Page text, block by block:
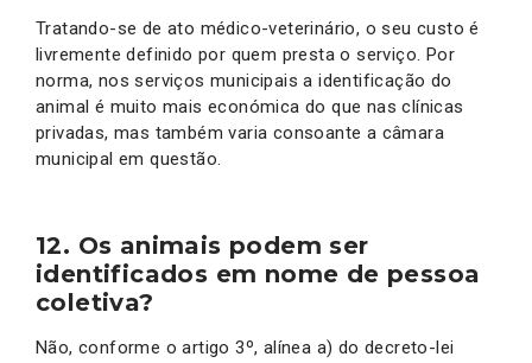
Tratando-se de ato médico-veterinário, o seu custo é
livremente definido por quem presta o serviço. Por
norma, nos serviços municipais a identificação do
animal é muito mais económica do que nas clínicas
privadas, mas também varia consoante a câmara
municipal em questão.
12. Os animais podem ser
identificados em nome de pessoa
coletiva?
Não, conforme o artigo 3º, alínea a) do decreto-lei